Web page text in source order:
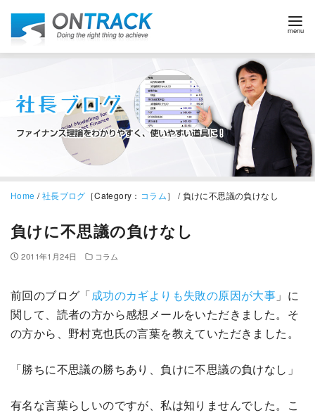
Home /社長ブログ ［Category： コラム］ / 負けに不思議の負けなし
負けに不思議の負けなし
2011年1月24日 コラム
前回のブログ「成功のカギよりも失敗の原因が大事 」に
関して、読者の方から感想メールをいただきました。そ
の方から、野村克也氏の言葉を教えていただきました。
「勝ちに不思議の勝ちあり、負けに不思議の負けなし」
有名な言葉らしいのですが、私は知りませんでした。こ